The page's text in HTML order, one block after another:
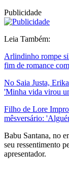
Publicidade
Leia Também:
Arlindinho rompe
fim de romance
No Saia Justa,
'Minha vida virou
Filho de Lore
mêsversário:
Babu Santana, no
seu ressentimento
apresentador.